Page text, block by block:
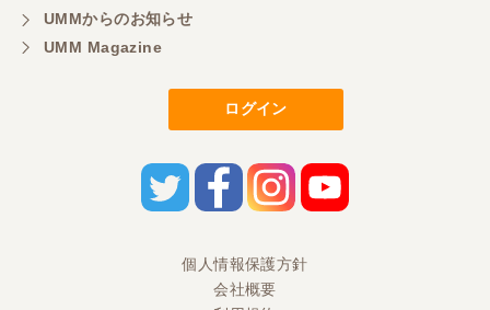
UMMからのお知らせ
UMM Magazine
ログイン
個人情報保護方針
会社概要